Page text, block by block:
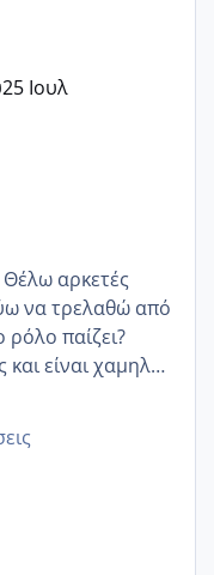
25 Ιουλ
αρκετές
παίζει?
είναι χαμηλή
ήδη μια
να τερματιστεί
προσπαθώ 7